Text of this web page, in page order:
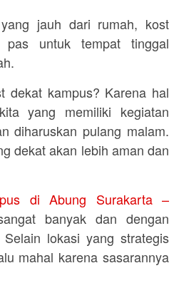
jauh dari rumah, kost
untuk tempat tinggal
dekat kampus? Karena hal
yang memiliki kegiatan
diharuskan pulang malam.
dekat akan lebih aman dan
di Abung Surakarta –
banyak dan dengan
lokasi yang strategis
mahal karena sasarannya